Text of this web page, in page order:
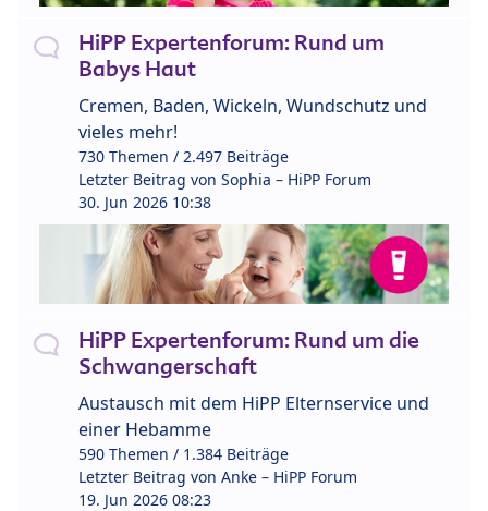
HiPP Expertenforum: Rund um
Babys Haut
Cremen, Baden, Wickeln, Wundschutz und
vieles mehr!
730 Themen / 2.497 Beiträge
Letzter Beitrag von Sophia – HiPP Forum
30. Jun 2026 10:38
HiPP Expertenforum: Rund um die
Schwangerschaft
Austausch mit dem HiPP Elternservice und
einer Hebamme
590 Themen / 1.384 Beiträge
Letzter Beitrag von Anke – HiPP Forum
19. Jun 2026 08:23